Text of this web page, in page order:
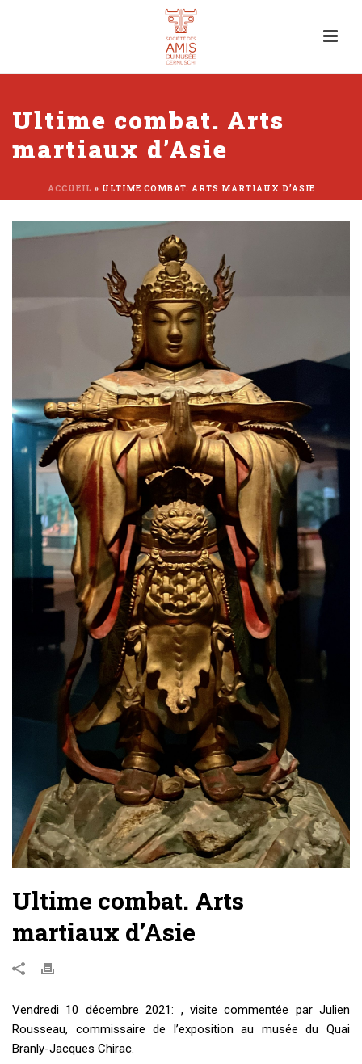
Ultime combat. Arts
martiaux d’Asie
ACCUEIL » ULTIME COMBAT. ARTS MARTIAUX D’ASIE
Ultime combat. Arts
martiaux d’Asie
Vendredi 10 décembre 2021: , visite commentée par Julien
Rousseau, commissaire de l’exposition au musée du Quai
Branly-Jacques Chirac.